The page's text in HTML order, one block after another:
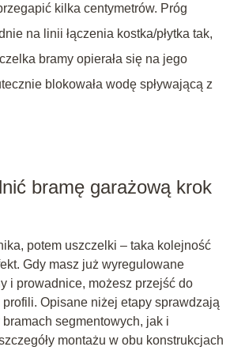
kilka centymetrów. Próg
na linii łączenia kostka/płytka tak,
bramy opierała się na jego
blokowała wodę spływającą z
bramę garażową krok
potem uszczelki – taka kolejność
Gdy masz już wyregulowane
i prowadnice, możesz przejść do
Opisane niżej etapy sprawdzają
segmentowych, jak i
montażu w obu konstrukcjach